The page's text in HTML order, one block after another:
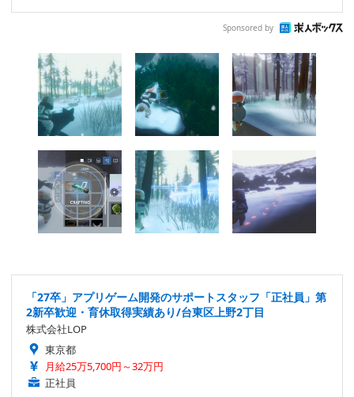
Sponsored by
「27卒」アプリゲーム開発のサポートスタッフ「正社員」第
2新卒歓迎・育休取得実績あり/台東区上野2丁目
株式会社LOP
東京都
月給25万5,700円～32万円
正社員